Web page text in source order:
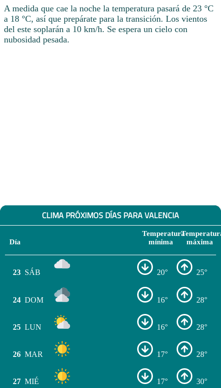
A medida que cae la noche la temperatura pasará de 23 °C
a 18 °C, así que prepárate para la transición. Los vientos
del este soplarán a 10 km/h. Se espera un cielo con
nubosidad pesada.
CLIMA PRÓXIMOS DÍAS PARA VALENCIA
Día
Temperatura
mínima
máxima
23 SÁB 20° 25°
24 DOM 16° 28°
25 LUN 16° 28°
26 MAR 17° 28°
27 MIÉ 17° 30°